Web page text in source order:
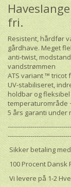
fri.
Resistent, hårdfør
gårdhave. Meget
anti-twist,
vandstrømmen
ATS variant ™
UV-stabiliseret,
holdbar og fleksibel
temperaturområde
5 års garanti under
Sikker betaling
100 Procent Dansk
Vi levere på 1-2